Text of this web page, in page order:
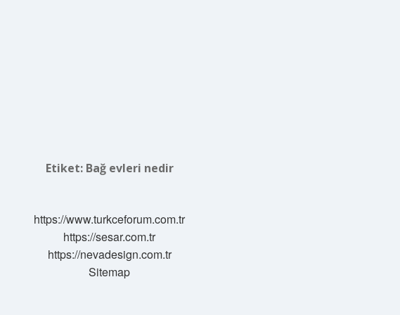
Etiket: Bağ evleri nedir
https://www.turkceforum.com.tr
https://sesar.com.tr
https://nevadesign.com.tr
Sitemap